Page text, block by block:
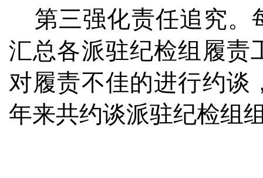
第三强化责任追究。
汇总各派驻纪检组履责
对履责不佳的进行约谈
年来共约谈派驻纪检组